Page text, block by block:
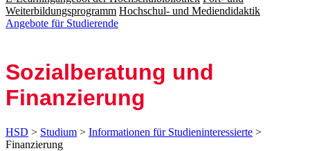
Weiterbildungsprogramm Hochschul- und Mediendidaktik
Angebote für Studierende
Sozialberatung und
Finanzierung
HSD > Studium > Informationen für Studieninteressierte >
Finanzierung